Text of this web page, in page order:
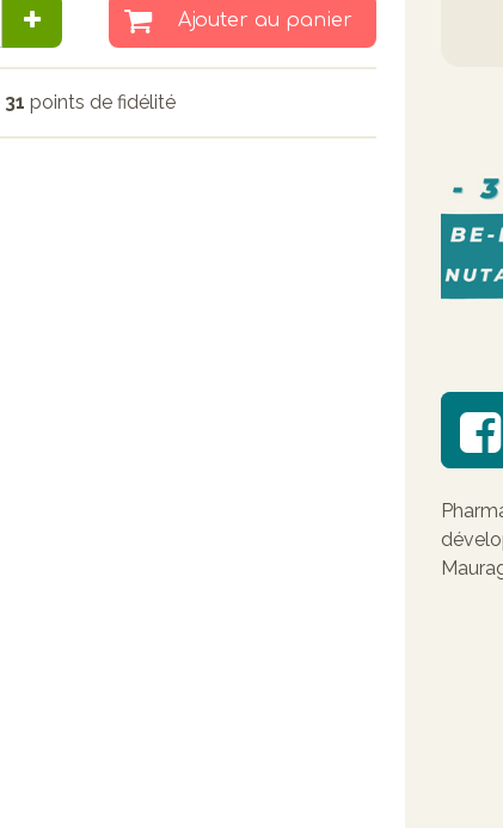
Ajouter au panier
31 points de fidélité